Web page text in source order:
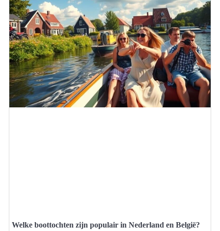
Welke boottochten zijn populair in Nederland en België?